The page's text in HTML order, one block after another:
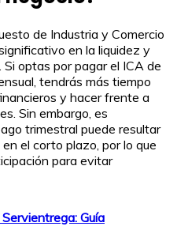
de Industria y Comercio
en la liquidez y
optas por pagar el ICA de
tendrás más tiempo
y hacer frente a
Sin embargo, es
trimestral puede resultar
el corto plazo, por lo que
para evitar
Guía